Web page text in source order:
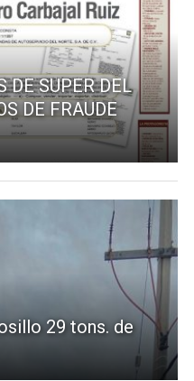
DE SUPER DEL
DE FRAUDE
29 tons. de